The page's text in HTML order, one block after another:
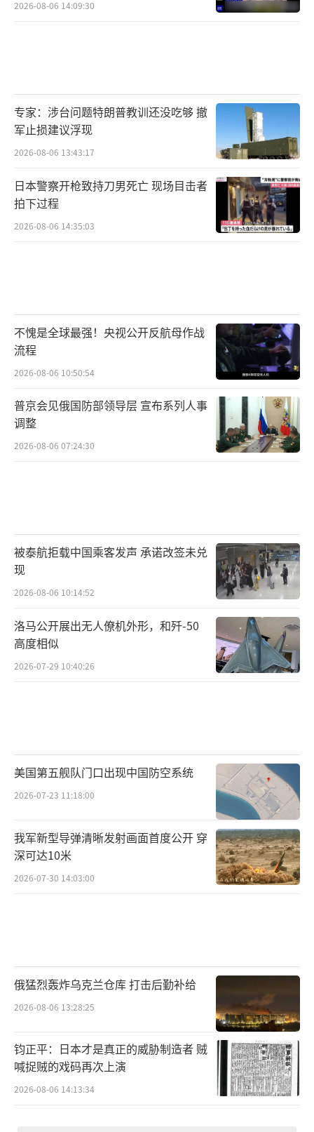
2026-08-06 14:09:30
专家：涉台问题特朗普教训还没吃够 撤
军止损建议浮现
2026-08-06 13:43:17
日本警察开枪致持刀男死亡 现场目击者
拍下过程
2026-08-06 14:35:03
不愧是全球最强！央视公开反航母作战
流程
2026-08-06 10:50:54
普京会见俄国防部领导层 宣布系列人事
调整
2026-08-06 07:24:30
被泰航拒载中国乘客发声 承诺改签未兑
现
2026-08-06 10:14:52
洛马公开展出无人僚机外形，和歼-50
高度相似
2026-07-29 10:40:26
美国第五舰队门口出现中国防空系统
2026-07-23 11:18:00
我军新型导弹清晰发射画面首度公开 穿
深可达10米
2026-07-30 14:03:00
俄猛烈轰炸乌克兰仓库 打击后勤补给
2026-08-06 13:28:25
钧正平：日本才是真正的威胁制造者 贼
喊捉贼的戏码再次上演
2026-08-06 14:13:34